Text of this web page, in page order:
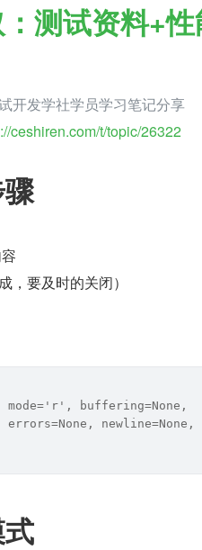
测试资料+
开发学社学员学习笔记分享
ceshiren.com/t/topic/26322
，要及时的关闭）
buffering=None,
errors=None, newline=None,